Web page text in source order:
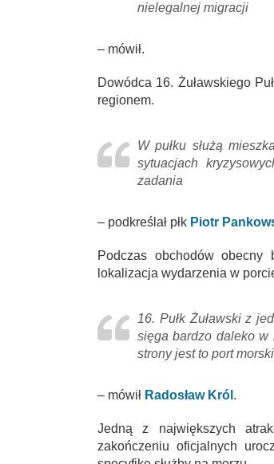
nielegalnej migracji
– mówił.
Dowódca 16. Żuławskiego
regionem.
W pułku służą
sytuacjach
zadania
– podkreślał płk Piotr
Podczas obchodów obecny
lokalizacja wydarzenia w
16. Pułk Żuławski z
sięga bardzo daleko w
strony jest to port
– mówił Radosław Król .
Jedną z największych
zakończeniu oficjalnych